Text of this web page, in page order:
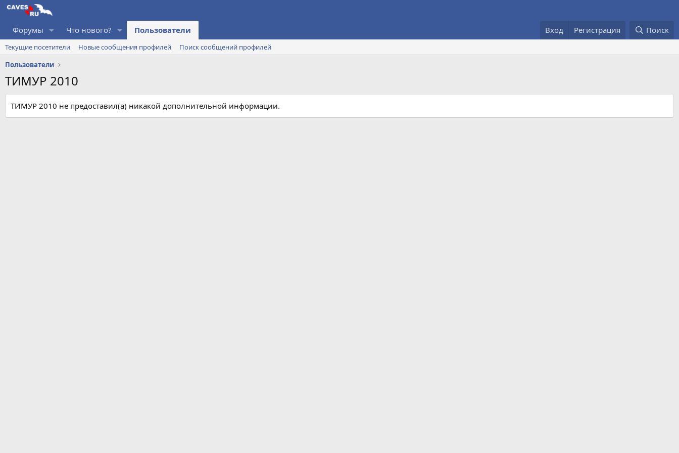
Форумы Что нового? Пользователи Вход Регистрация Поиск
Текущие посетители Новые сообщения профилей
Поиск сообщений профилей
Пользователи
ТИМУР 2010
ТИМУР 2010 не предоставил(а) никакой дополнительной информации.